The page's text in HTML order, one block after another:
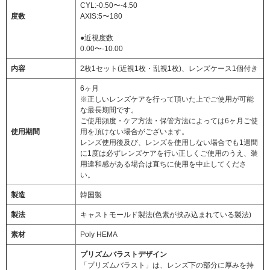
度数
CYL:-0.50〜-4.50
AXIS:5〜180
●近視度数
0.00〜-10.00
内容 2枚1セット(近視1枚・乱視1枚)、レンズケース1個付き
使用期間
6ヶ月
※正しいレンズケアを行って頂いた上でご使用が可能
な最長期間です。
ご使用頻度・ケア方法・保管方法によっては6ヶ月ご使
用を頂けない場合がございます。
レンズ使用後及び、レンズを使用しない場合でも1週間
に1度は必ずレンズケアを行い正しくご使用のうえ、装
用違和感がある場合は直ちに使用を中止してくださ
い。
製造 韓国製
製法 キャストモールド製法(色素が挟み込まれている製法)
素材 Poly HEMA
プリズムバラストデザイン
「プリズムバラスト」は、レンズ下の部分に厚みを持